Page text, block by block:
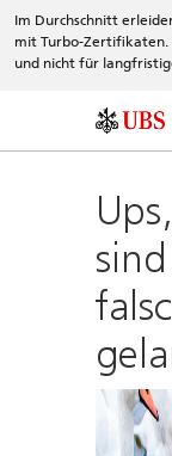
Im Durchschnitt
mit Turbo-Zertifikaten.
und nicht für